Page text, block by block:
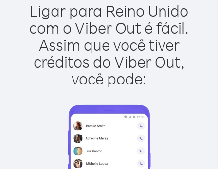
Ligar para Reino Unido
com o Viber Out é fácil.
Assim que você tiver
créditos do Viber Out,
você pode: